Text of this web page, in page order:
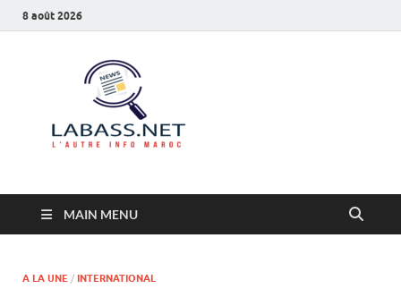
8 août 2026
MAIN MENU
A LA UNE / INTERNATIONAL